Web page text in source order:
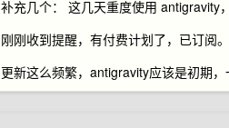
补充几个： 这几天重度使用 antigravity
刚刚收到提醒，有付费计划了，已订阅
更新这么频繁，antigravity应该是初期